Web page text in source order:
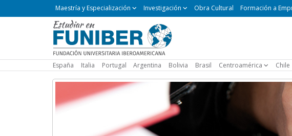
Maestría
Especialización
Maestría y Especialización Investigación Obra Cultural Formación a
España Italia Portugal Argentina Bolivia Brasil Centroamérica Chile